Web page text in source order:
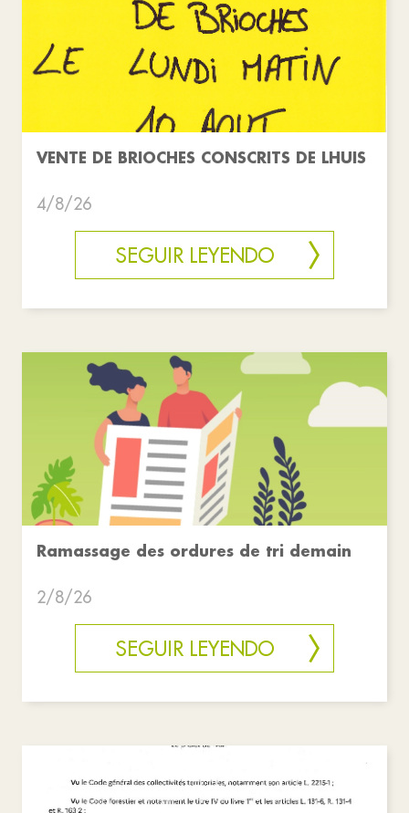
VENTE DE BRIOCHES CONSCRITS DE LHUIS
4/8/26
SEGUIR LEYENDO
Ramassage des ordures de tri demain
2/8/26
SEGUIR LEYENDO